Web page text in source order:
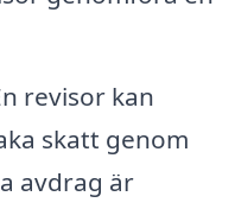
revisor kan
skatt genom
avdrag är